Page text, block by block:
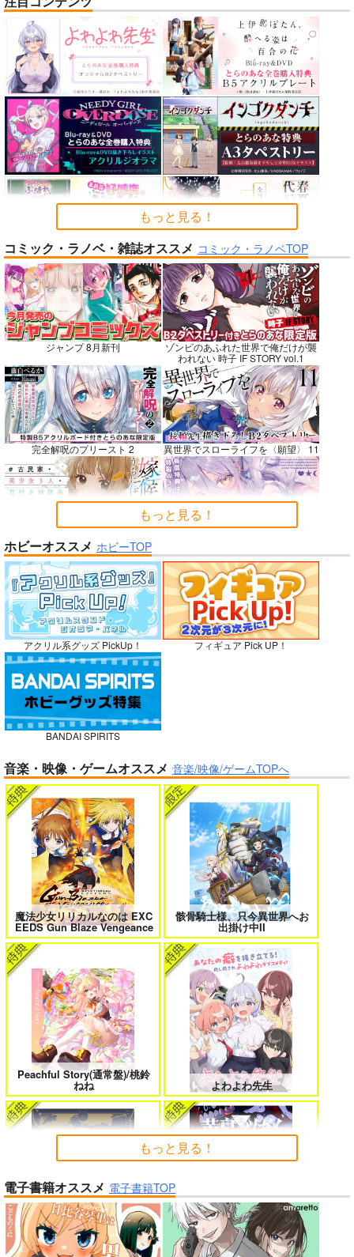
nanka A kanji no titl
ハイパーソニックソウ
ル
2,200円（税込）
Fate/Grand Order
インドラ
近藤勇
サンプル
カート
RED nankaAkanjino
OMNIBUS
ハイパーソニックソウ
ル
3,025円（税込）
Fate/Grand Order
カルナ
アルジュナ
サンプル
カート
STRIKE THE SUMME
R
mohumohu
専売 1,100円（税込）
姫柊雪菜
藍羽浅葱
煌坂紗矢華
サンプル
カート
No.6
BLUE nankaAkanjin
oOMNIBUS
ハイパーソニックソウ
ル
3,025円 （税込）
カルナ
サンプル
カート
No.8
社畜巡礼記３ 南米ス
ペシャル
赤茄子労働組合
専売 1,375円（税込）
Dr.STONE
あさぎりゲン
七海龍水
氷月
サンプル
カート
No.9
Lynx Lenx
碧茶園
専売 1,257円（税込）
VOCALOID 鏡音レン
サンプル
カート
No.9
黒白のアヴェスター 3
神座万象・第十四機
2,178円（税込）
オリジナル
サンプル
カート
もっと見る！
コミック・ラノベ・雑誌オススメ コミック・ラノベTOP
ジャンプ 8月新刊
ゾンビのあふれた世界で俺だけが襲
われない 時子 IF STORY vol.1
完全解呪のプリースト 2 異世界でスローライフを〈願望〉 11
嫁候補、うちに住むらしい。 #古民
家・美少女3人・耳付き幼馴染
まる。
ガールズゾンビパーティー 5
侯爵嫡男好色物語 ～異世界ハーレム
ケモ耳娘だらけの世界でハーレムに
3
2
＃ラブコメ好きとこっそり繋がりた
い
エロゲの鬱エンドからヒロイン達を
救済したら 2
女友達は頼めば意外とヤらせてくれ
る 8
HELL’o WORK！～賽の河原で積石
を崩すだけの簡単なお仕事って聞い
たのに～
よくある令嬢転生だと思ったのに 5 僕のカノジョ先生 17
泊めたら懐かれた
もっと見る！
ホビーオススメ ホビーTOP
アクリル系グッズ PickUp！ フィギュア Pick UP！
BANDAI SPIRITS
音楽・映像・ゲームオススメ 音楽/映像/ゲームTOPへ
魔法少女リリカルなのは EXC
EEDS Gun Blaze Vengeance
骸骨騎士様、只今異世界へお
出掛け中II
Peachful Story(通常盤)/桃鈴
ねね よわよわ先生
春夏秋冬代行者 春の舞 黄泉のツガイ
もっと見る！
電子書籍オススメ 電子書籍TOP